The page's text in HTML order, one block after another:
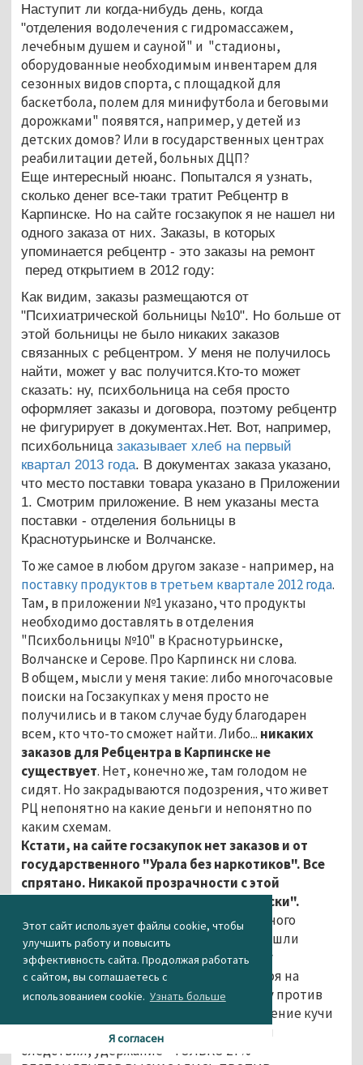
Этот сайт использует файлы cookie, чтобы
улучшить работу и повысить
эффективность сайта. Продолжая работать
с сайтом, вы соглашаетесь с
использованием cookie. Узнать больше
Я согласен
Наступит ли когда-нибудь день, когда
"отделения водолечения с гидромассажем,
лечебным душем и сауной" и "стадионы,
оборудованные необходимым инвентарем для
сезонных видов спорта, с площадкой для
баскетбола, полем для минифутбола и беговыми
дорожками" появятся, например, у детей из
детских домов? Или в государственных центрах
реабилитации детей, больных ДЦП?
Еще интересный нюанс. Попытался я узнать,
сколько денег все-таки тратит Ребцентр в
Карпинске. Но на сайте госзакупок я не нашел ни
одного заказа от них. Заказы, в которых
упоминается ребцентр - это заказы на ремонт
перед открытием в 2012 году:
Как видим, заказы размещаются от
"Психиатрической больницы №10". Но больше от
этой больницы не было никаких заказов
связанных с ребцентром. У меня не получилось
найти, может у вас получится.Кто-то может
сказать: ну, психбольница на себя просто
оформляет заказы и договора, поэтому ребцентр
не фигурирует в документах.Нет. Вот, например,
психбольница заказывает хлеб на первый
квартал 2013 года. В документах заказа указано,
что место поставки товара указано в Приложении
1. Смотрим приложение. В нем указаны места
поставки - отделения больницы в
Краснотурьинске и Волчанске.
То же самое в любом другом заказе - например, на
поставку продуктов в третьем квартале 2012 года.
Там, в приложении №1 указано, что продукты
необходимо доставлять в отделения
"Психбольницы №10" в Краснотурьинске,
Волчанске и Серове. Про Карпинск ни слова.
В общем, мысли у меня такие: либо многочасовые
поиски на Госзакупках у меня просто не
получились и в таком случае буду благодарен
всем, кто что-то сможет найти. Либо... никаких
заказов для Ребцентра в Карпинске не
существует. Нет, конечно же, там голодом не
сидят. Но закрадываются подозрения, что живет
РЦ непонятно на какие деньги и непонятно по
каким схемам.
Кстати, на сайте госзакупок нет заказов и от
государственного "Урала без наркотиков". Все
спрятано. Никакой прозрачности с этой
"борьбой с наркотиками по-куйвашевски".
В конце прошлого года по заказу областного
Минздрава в Свердловской области прошли
социологические исследования на тему
наркомании.И что вы думаете? Несмотря на
массированную информационную атаку против
Фонда "Город без наркотиков", возбуждение кучи
уголовных дел за незаконное, по версии
следствия, удержание - ТОЛЬКО 27%